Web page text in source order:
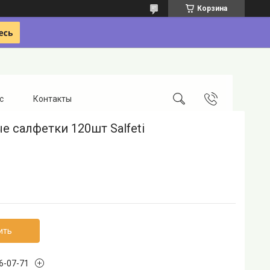
Корзина
Контакты
салфетки 120шт Salfeti
07-71